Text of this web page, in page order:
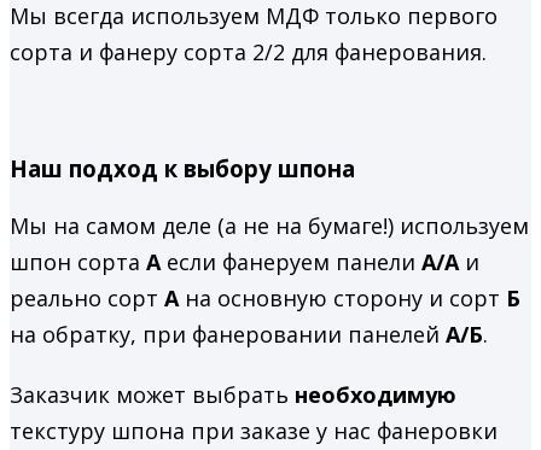
Мы всегда используем МДФ только первого
сорта и фанеру сорта 2/2 для фанерования.
Наш подход к выбору шпона
Мы на самом деле (а не на бумаге!) используем
шпон сорта Аесли фанеруем панели А/Аи
реально сорт Ана основную сторону и сорт Б
на обратку, при фанеровании панелей А/Б.
Заказчик может выбрать необходимую
текстуру шпона при заказе у нас фанеровки